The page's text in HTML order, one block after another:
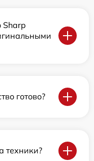
Sharp
готово?
техники?